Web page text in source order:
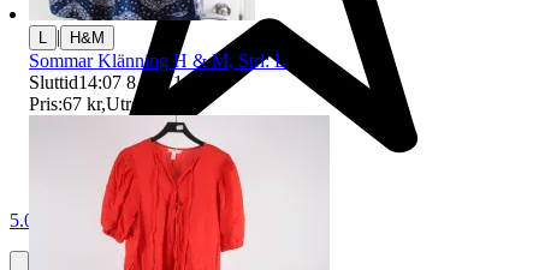
5.0
| H&M
Sommar Klänning H & M, Strl: L
Sluttid14:07 8 aug 14:07
Pris:67 kr,Utropspris